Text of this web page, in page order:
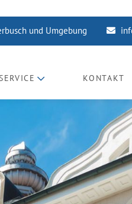
und Umgebung
KONTAKT